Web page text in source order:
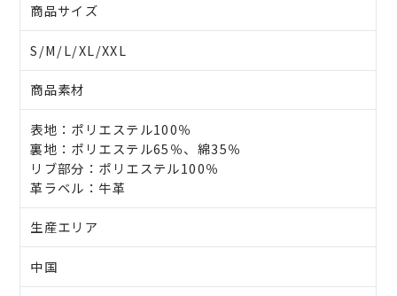
商品サイズ
S/M/L/XL/XXL
商品素材
表地：ポリエステル100％
裏地：ポリエステル65％、綿35％
リブ部分：ポリエステル100％
革ラベル：牛革
生産エリア
中国